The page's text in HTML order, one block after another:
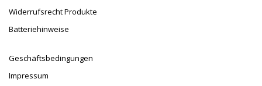
Widerrufsrecht Produkte
Batteriehinweise
Geschäftsbedingungen
Impressum